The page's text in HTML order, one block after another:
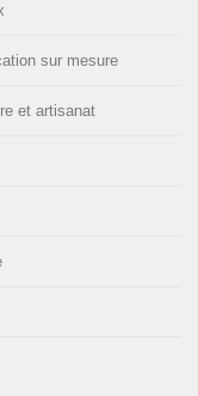
sur mesure
et artisanat